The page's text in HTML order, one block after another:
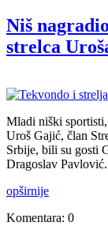
Niš
strelca
Mladi niški
Uroš Gajić, član
Srbije, bili su gosti
Dragoslav Pavlović.
opširnije
Komentara: 0